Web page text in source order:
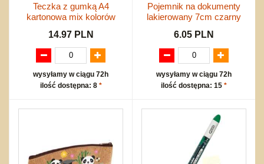
Regulamin
Kontakt
Mapa produktów
Teczka z gumką A4
kartonowa mix kolorów
14.97 PLN
wysyłamy w ciągu 72h
ilość dostępna: 8 *
Pojemnik na dokumenty
lakierowany 7cm czarny
6.05 PLN
wysyłamy w ciągu 72h
ilość dostępna: 15 *